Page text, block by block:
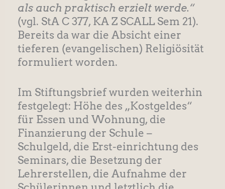
als auch praktisch erzielt werde.“
(vgl. StA C 377, KA Z SCALL Sem 21).
Bereits da war die Absicht einer
tieferen (evangelischen) Religiösität
formuliert worden.
Im Stiftungsbrief wurden weiterhin
festgelegt: Höhe des „Kostgeldes“
für Essen und Wohnung, die
Finanzierung der Schule –
Schulgeld, die Erst-einrichtung des
Seminars, die Besetzung der
Lehrerstellen, die Aufnahme der